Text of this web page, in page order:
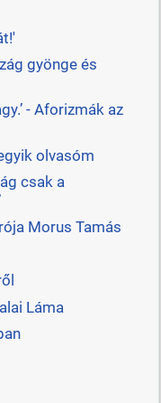
gyönge és
- Aforizmák az
olvasóm
csak a
Morus Tamás
Láma